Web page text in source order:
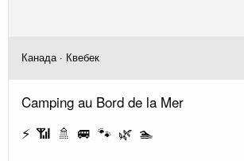
Канада · Квебек
Camping au Bord de la Mer
⚡ 📶 🚿 🚐 🐾 🌿 🏊